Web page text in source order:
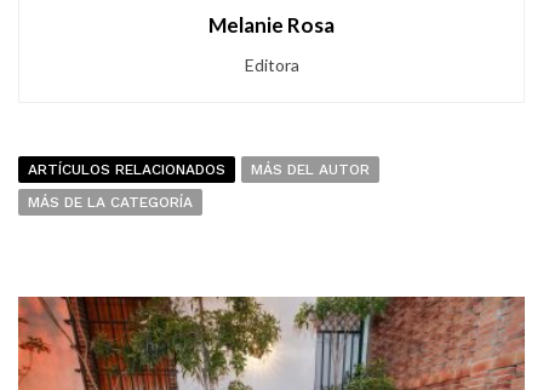
Melanie Rosa
Editora
ARTÍCULOS RELACIONADOS
MÁS DEL AUTOR
MÁS DE LA CATEGORÍA